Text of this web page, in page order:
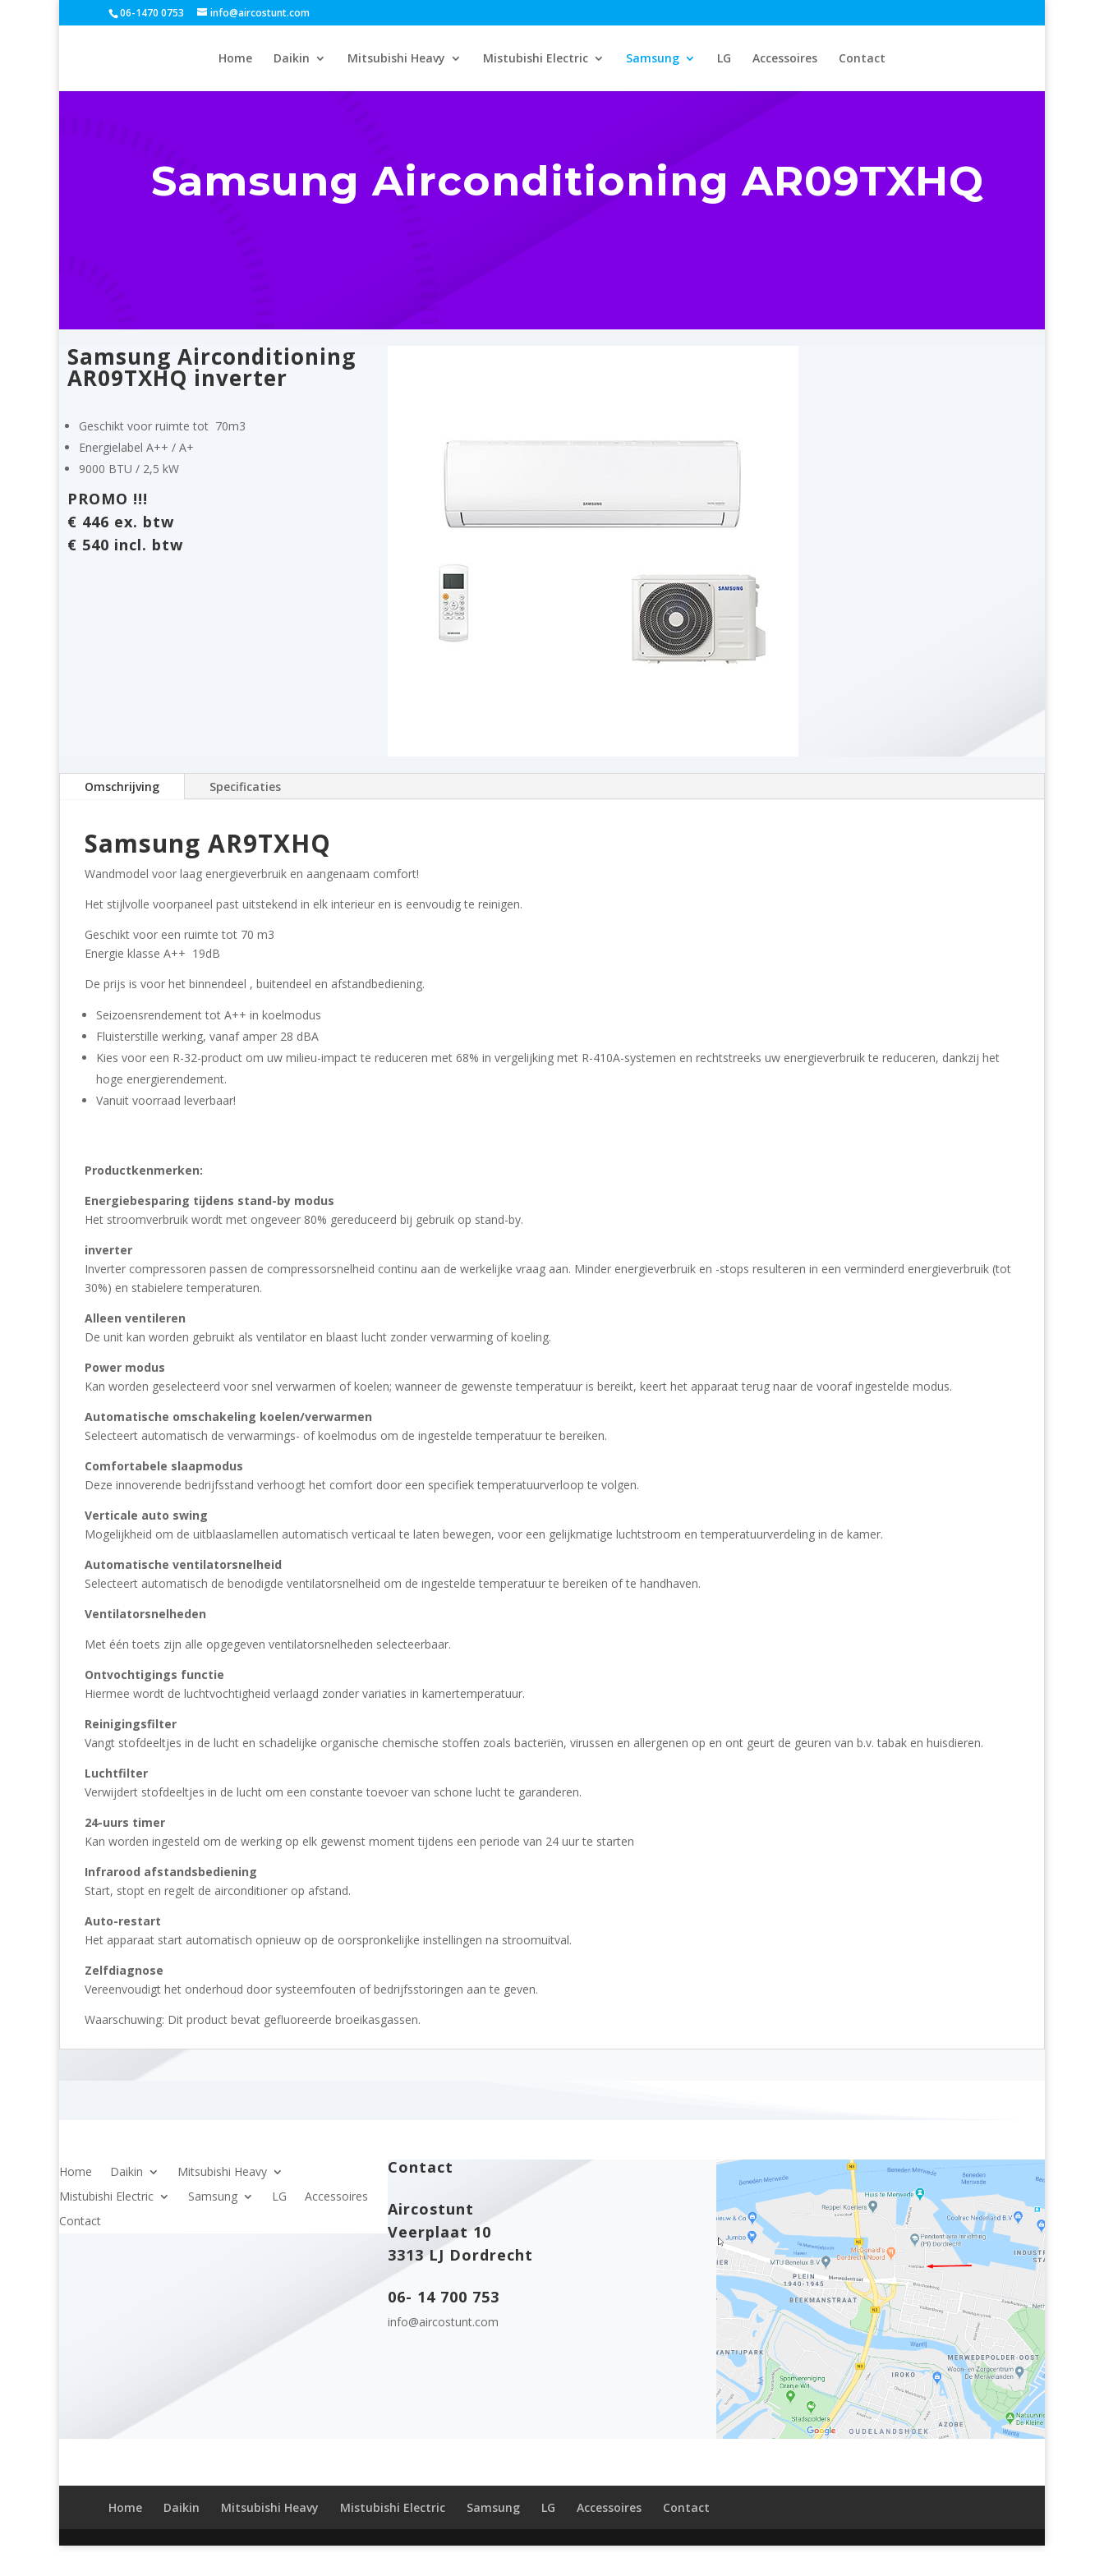
06-1470 0753 info@aircostunt.com
Home Daikin Mitsubishi Heavy Mistubishi Electric Samsung LG Accessoires Contact
Samsung Airconditioning AR09TXHQ
Samsung Airconditioning
AR09TXHQ inverter
Geschikt voor ruimte tot 70m3
Energielabel A++ / A+
9000 BTU / 2,5 kW
PROMO !!!
€ 446 ex. btw
€ 540 incl. btw
Omschrijving Specificaties
Samsung AR9TXHQ
Wandmodel voor laag energieverbruik en aangenaam comfort!
Het stijlvolle voorpaneel past uitstekend in elk interieur en is eenvoudig te reinigen.
Geschikt voor een ruimte tot 70 m3
Energie klasse A++ 19dB
De prijs is voor het binnendeel , buitendeel en afstandbediening.
Seizoensrendement tot A++ in koelmodus
Fluisterstille werking, vanaf amper 28 dBA
Kies voor een R-32-product om uw milieu-impact te reduceren met 68% in vergelijking met R-410A-systemen en rechtstreeks uw energieverbruik te reduceren, dankzij het
hoge energierendement.
Vanuit voorraad leverbaar!
Productkenmerken:
Energiebesparing tijdens stand-by modus
Het stroomverbruik wordt met ongeveer 80% gereduceerd bij gebruik op stand-by.
inverter
Inverter compressoren passen de compressorsnelheid continu aan de werkelijke vraag aan. Minder energieverbruik en -stops resulteren in een verminderd energieverbruik (tot
30%) en stabielere temperaturen.
Alleen ventileren
De unit kan worden gebruikt als ventilator en blaast lucht zonder verwarming of koeling.
Power modus
Kan worden geselecteerd voor snel verwarmen of koelen; wanneer de gewenste temperatuur is bereikt, keert het apparaat terug naar de vooraf ingestelde modus.
Automatische omschakeling koelen/verwarmen
Selecteert automatisch de verwarmings- of koelmodus om de ingestelde temperatuur te bereiken.
Comfortabele slaapmodus
Deze innoverende bedrijfsstand verhoogt het comfort door een specifiek temperatuurverloop te volgen.
Verticale auto swing
Mogelijkheid om de uitblaaslamellen automatisch verticaal te laten bewegen, voor een gelijkmatige luchtstroom en temperatuurverdeling in de kamer.
Automatische ventilatorsnelheid
Selecteert automatisch de benodigde ventilatorsnelheid om de ingestelde temperatuur te bereiken of te handhaven.
Ventilatorsnelheden
Met één toets zijn alle opgegeven ventilatorsnelheden selecteerbaar.
Ontvochtigings functie
Hiermee wordt de luchtvochtigheid verlaagd zonder variaties in kamertemperatuur.
Reinigingsfilter
Vangt stofdeeltjes in de lucht en schadelijke organische chemische stoffen zoals bacteriën, virussen en allergenen op en ont geurt de geuren van b.v. tabak en huisdieren.
Luchtfilter
Verwijdert stofdeeltjes in de lucht om een constante toevoer van schone lucht te garanderen.
24-uurs timer
Kan worden ingesteld om de werking op elk gewenst moment tijdens een periode van 24 uur te starten
Infrarood afstandsbediening
Start, stopt en regelt de airconditioner op afstand.
Auto-restart
Het apparaat start automatisch opnieuw op de oorspronkelijke instellingen na stroomuitval.
Zelfdiagnose
Vereenvoudigt het onderhoud door systeemfouten of bedrijfsstoringen aan te geven.
Waarschuwing: Dit product bevat gefluoreerde broeikasgassen.
Home Daikin
Mitsubishi Heavy
Mistubishi Electric
Samsung LG
Accessoires
Contact
Contact
Aircostunt
Veerplaat 10
3313 LJ Dordrecht
06- 14 700 753
info@aircostunt.com
Home Daikin Mitsubishi Heavy Mistubishi Electric Samsung LG Accessoires Contact